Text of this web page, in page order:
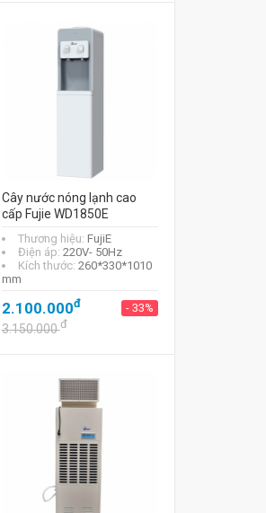
Cây nước nóng lạnh cao
cấp Fujie WD1850E
Thương hiệu: FujiE
Điện áp: 220V- 50Hz
Kích thước: 260*330*1010
mm
2.100.000đ - 33%
3.150.000đ